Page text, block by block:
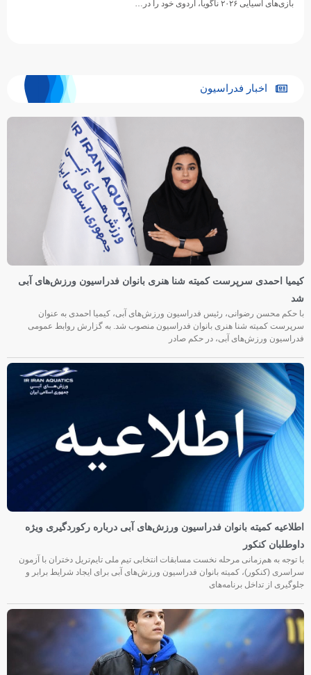
بازی‌های آسیایی ۲۰۲۶ ناگویا، اردوی خود را در…
اخبار فدراسیون
کیمیا احمدی سرپرست کمیته شنا هنری بانوان فدراسیون ورزش‌های آبی
شد
با حکم محسن رضوانی، رئیس فدراسیون ورزش‌های آبی، کیمیا احمدی به عنوان
سرپرست کمیته شنا هنری بانوان فدراسیون منصوب شد. به گزارش روابط عمومی
فدراسیون ورزش‌های آبی، در حکم صادر
اطلاعیه کمیته بانوان فدراسیون ورزش‌های آبی درباره رکوردگیری ویژه
داوطلبان کنکور
با توجه به هم‌زمانی مرحله نخست مسابقات انتخابی تیم ملی تایم‌تریل دختران با آزمون
سراسری (کنکور)، کمیته بانوان فدراسیون ورزش‌های آبی برای ایجاد شرایط برابر و
جلوگیری از تداخل برنامه‌های